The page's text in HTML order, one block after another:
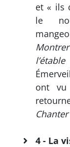
et « ils
le
l’étable
ont
4 - La